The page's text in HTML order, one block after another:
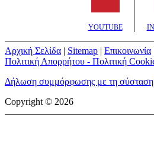
YOUTUBE
Αρχική Σελίδα | Sitemap | Επικοινωνία
Πολιτική Απορρήτου - Πολιτική
Δήλωση συμμόρφωσης με τη
Copyright © 2026